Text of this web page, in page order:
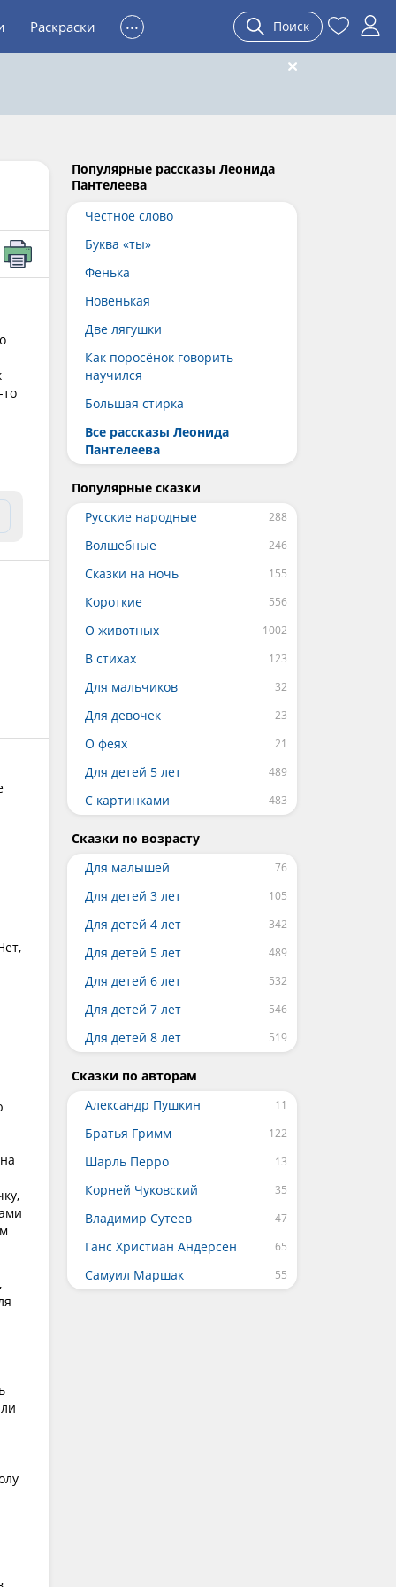
Раскраски ... Поиск
Популярные рассказы Леонида
Пантелеева
Честное слово
Буква «ты»
Фенька
Новенькая
Две лягушки
Как поросёнок говорить
научился
Большая стирка
Все рассказы Леонида
Пантелеева
Популярные сказки
Русские народные
Волшебные
Сказки на ночь
Короткие
О животных
В стихах
Для мальчиков
Для девочек
О феях
Для детей 5 лет
С картинками
Сказки по возрасту
Для малышей
Для детей 3 лет
Для детей 4 лет
Для детей 5 лет
Для детей 6 лет
Для детей 7 лет
Для детей 8 лет
Сказки по авторам
Александр Пушкин
Братья Гримм
Шарль Перро
Корней Чуковский
Владимир Сутеев
Ганс Христиан Андерсен
Самуил Маршак